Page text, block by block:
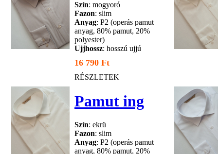
Szín: mogyoró
Fazon: slim
Anyag: P2 (operás pamut
anyag, 80% pamut, 20%
polyester)
Ujjhossz: hosszú ujjú
16 790 Ft
RÉSZLETEK
Pamut ing
Szín: ekrü
Fazon: slim
Anyag: P2 (operás pamut
anyag, 80% pamut, 20%